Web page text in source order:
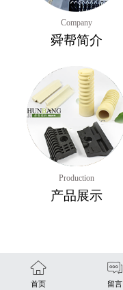
Company
舜帮简介
Production
产品展示
首页 留言